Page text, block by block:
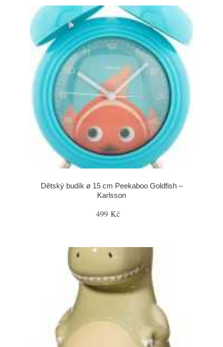
Dětský budík ø 15 cm Peekaboo Goldfish –
Karlsson
499 Kč